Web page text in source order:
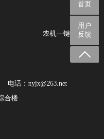
首页
用户
反馈
农机一键查
电话：nyjx@263.net
合楼